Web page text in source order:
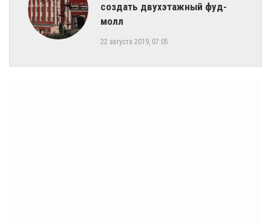
создать двухэтажный фуд-
молл
22 августа 2019, 07:05